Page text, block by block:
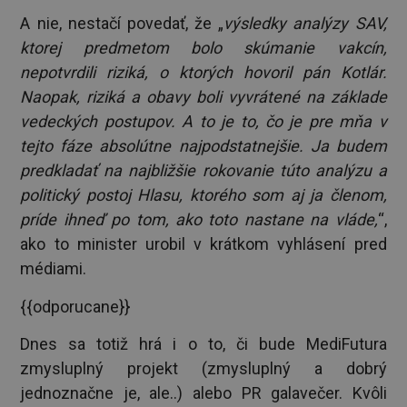
A nie, nestačí povedať, že „výsledky analýzy SAV,
ktorej predmetom bolo skúmanie vakcín,
nepotvrdili riziká, o ktorých hovoril pán Kotlár.
Naopak, riziká a obavy boli vyvrátené na základe
vedeckých postupov. A to je to, čo je pre mňa v
tejto fáze absolútne najpodstatnejšie. Ja budem
predkladať na najbližšie rokovanie túto analýzu a
politický postoj Hlasu, ktorého som aj ja členom,
príde ihneď po tom, ako toto nastane na vláde,“,
ako to minister urobil v krátkom vyhlásení pred
médiami.
{{odporucane}}
Dnes sa totiž hrá i o to, či bude MediFutura
zmysluplný projekt (zmysluplný a dobrý
jednoznačne je, ale..) alebo PR galavečer. Kvôli